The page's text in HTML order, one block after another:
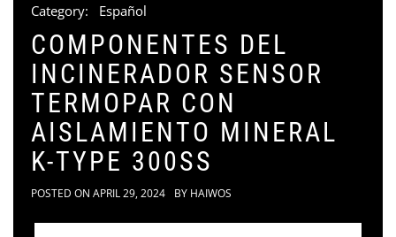
Category: Español
COMPONENTES DEL
INCINERADOR SENSOR
TERMOPAR CON
AISLAMIENTO MINERAL
K-TYPE 300SS
POSTED ON APRIL 29, 2024 BY HAIWOS